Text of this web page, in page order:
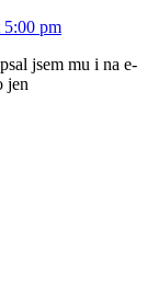
5:00 pm
jsem mu i na e-
jen